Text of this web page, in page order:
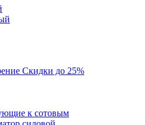
Скидки до 25%
к сотовым